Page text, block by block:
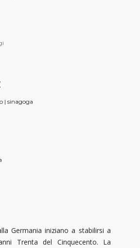
| sinagoga
Germania iniziano a stabilirsi a
Trenta del Cinquecento. La